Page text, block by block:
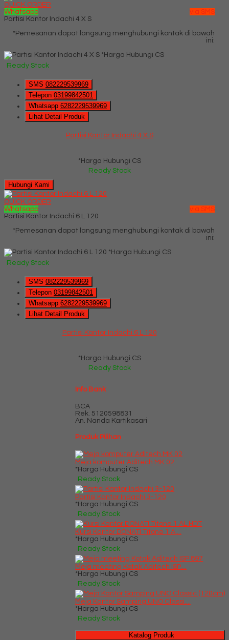
QUICK ORDER
Whatsapp
via SMS
Partisi Kantor Indachi 4 X S
*Pemesanan dapat langsung menghubungi kontak di bawah
ini:
*Harga Hubungi CS
Ready Stock
SMS 082229539969
Telepon 03199842501
Whatsapp 6282229539969
Lihat Detail Produk
Partisi Kantor Indachi 4 X S
*Harga Hubungi CS
Ready Stock
Hubungi Kami
QUICK ORDER
Whatsapp
via SMS
Partisi Kantor Indachi 6 L 120
*Pemesanan dapat langsung menghubungi kontak di bawah
ini:
*Harga Hubungi CS
Ready Stock
SMS 082229539969
Telepon 03199842501
Whatsapp 6282229539969
Lihat Detail Produk
Partisi Kantor Indachi 6 L 120
*Harga Hubungi CS
Ready Stock
Info Bank
BCA
Rek. 5120598831
An. Nanda Kartikasari
Produk Pilihan
Meja komputer Aditech MK 02
*Harga Hubungi CS
Ready Stock
Partisi Kantor Indachi 3-120
*Harga Hubungi CS
Ready Stock
Kursi Kantor DONATI Titone 1 A....
*Harga Hubungi CS
Ready Stock
Meja meeting Kotak Aditech ISP....
*Harga Hubungi CS
Ready Stock
Meja Kantor Samping UNO Classi....
*Harga Hubungi CS
Ready Stock
Katalog Produk